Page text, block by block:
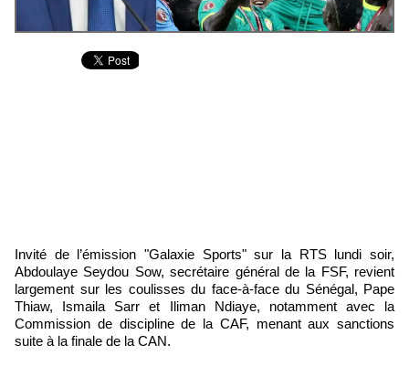
Invité de l’émission "Galaxie Sports" sur la RTS lundi soir,
Abdoulaye Seydou Sow, secrétaire général de la FSF, revient
largement sur les coulisses du face-à-face du Sénégal, Pape
Thiaw, Ismaila Sarr et Iliman Ndiaye, notamment avec la
Commission de discipline de la CAF, menant aux sanctions
suite à la finale de la CAN.